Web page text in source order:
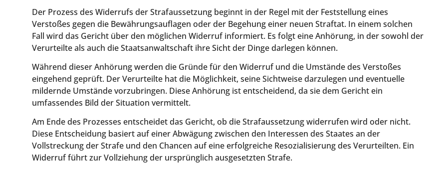
Der Prozess des Widerrufs der Strafaussetzung beginnt in der Regel mit der Feststellung eines
Verstoßes gegen die Bewährungsauflagen oder der Begehung einer neuen Straftat. In einem solchen
Fall wird das Gericht über den möglichen Widerruf informiert. Es folgt eine Anhörung, in der sowohl der
Verurteilte als auch die Staatsanwaltschaft ihre Sicht der Dinge darlegen können.
Während dieser Anhörung werden die Gründe für den Widerruf und die Umstände des Verstoßes
eingehend geprüft. Der Verurteilte hat die Möglichkeit, seine Sichtweise darzulegen und eventuelle
mildernde Umstände vorzubringen. Diese Anhörung ist entscheidend, da sie dem Gericht ein
umfassendes Bild der Situation vermittelt.
Am Ende des Prozesses entscheidet das Gericht, ob die Strafaussetzung widerrufen wird oder nicht.
Diese Entscheidung basiert auf einer Abwägung zwischen den Interessen des Staates an der
Vollstreckung der Strafe und den Chancen auf eine erfolgreiche Resozialisierung des Verurteilten. Ein
Widerruf führt zur Vollziehung der ursprünglich ausgesetzten Strafe.